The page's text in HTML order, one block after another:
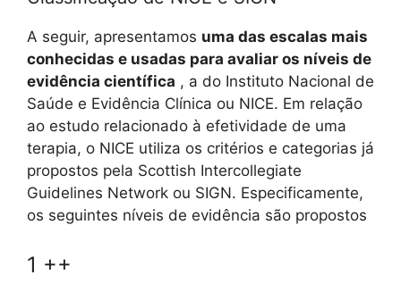
A seguir, apresentamos uma das escalas mais
conhecidas e usadas para avaliar os níveis de
evidência científica , a do Instituto Nacional de
Saúde e Evidência Clínica ou NICE. Em relação
ao estudo relacionado à efetividade de uma
terapia, o NICE utiliza os critérios e categorias já
propostos pela Scottish Intercollegiate
Guidelines Network ou SIGN. Especificamente,
os seguintes níveis de evidência são propostos
1 ++